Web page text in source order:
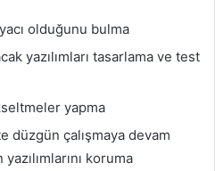
olduğunu bulma
yazılımları tasarlama ve test
yapma
düzgün çalışmaya devam
koruma